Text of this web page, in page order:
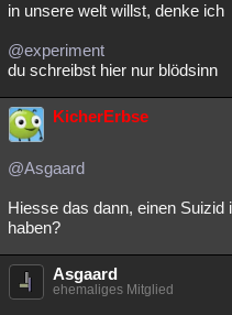
in unsere welt willst, denke ich
@experiment
du schreibst hier nur blödsinn
KicherErbse
@Asgaard
Hiesse das dann, einen
haben?
Asgaard
ehemaliges Mitglied